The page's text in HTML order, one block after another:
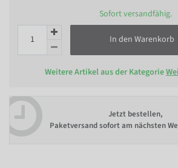
Sofort versandfähig.
In den Warenkorb
Weitere Artikel aus der Kategorie
Jetzt bestellen,
Paketversand sofort am nächsten